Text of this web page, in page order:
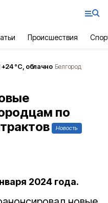
Происшествия
+24°С, облачно Белгород
по
Новость
2024 года.